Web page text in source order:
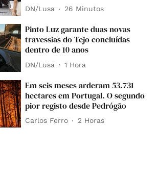
DN/Lusa 26 Minutos
Pinto Luz garante duas novas
travessias do Tejo concluídas
dentro de 10 anos
DN/Lusa 1 Hora
Em seis meses arderam 53.731
hectares em Portugal. O segundo
pior registo desde Pedrógão
Carlos Ferro 2 Horas